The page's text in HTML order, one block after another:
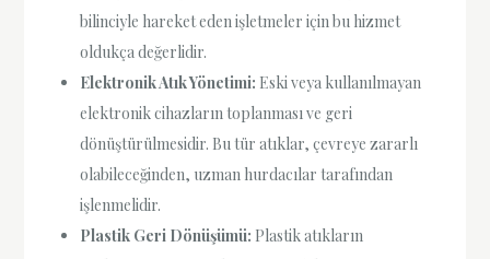
bilinciyle hareket eden işletmeler için bu hizmet
oldukça değerlidir.
Elektronik Atık Yönetimi: Eski veya kullanılmayan
elektronik cihazların toplanması ve geri
dönüştürülmesidir. Bu tür atıklar, çevreye zararlı
olabileceğinden, uzman hurdacılar tarafından
işlenmelidir.
Plastik Geri Dönüşümü: Plastik atıkların